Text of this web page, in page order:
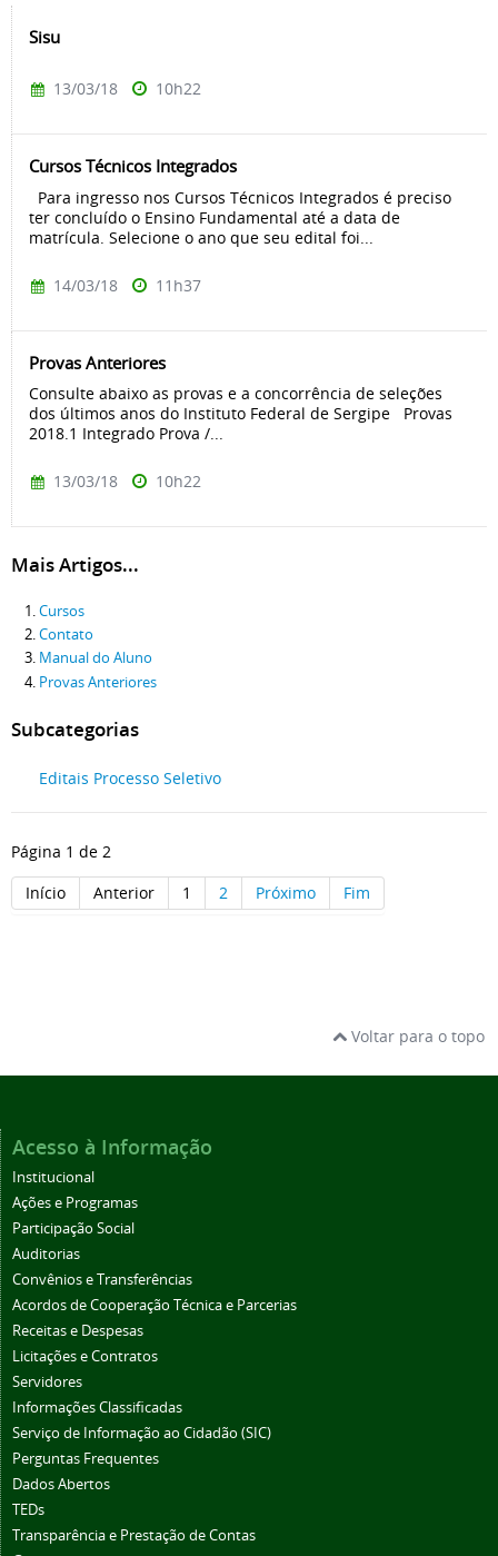
Sisu
13/03/18 10h22
Cursos Técnicos Integrados
Para ingresso nos Cursos Técnicos Integrados é preciso
ter concluído o Ensino Fundamental até a data de
matrícula. Selecione o ano que seu edital foi...
14/03/18 11h37
Provas Anteriores
Consulte abaixo as provas e a concorrência de seleções
dos últimos anos do Instituto Federal de Sergipe Provas
2018.1 Integrado Prova /...
13/03/18 10h22
Mais Artigos...
Cursos
Contato
Manual do Aluno
Provas Anteriores
Subcategorias
Editais Processo Seletivo
Página 1 de 2
Início
Anterior 1 2 Próximo Fim
Voltar para o topo
Acesso à Informação
Institucional
Ações e Programas
Participação Social
Auditorias
Convênios e Transferências
Acordos de Cooperação Técnica e Parcerias
Receitas e Despesas
Licitações e Contratos
Servidores
Informações Classificadas
Serviço de Informação ao Cidadão (SIC)
Perguntas Frequentes
Dados Abertos
TEDs
Transparência e Prestação de Contas